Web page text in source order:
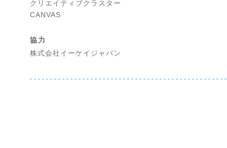
クリエイティブクラスター
CANVAS
協力
株式会社イーケイジャパン